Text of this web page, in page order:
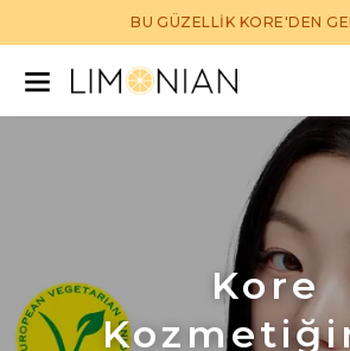
BU GÜZELLİK KORE'DEN
Kore